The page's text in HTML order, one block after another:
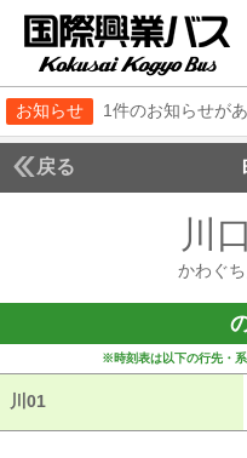
お知らせ 1件のお知らせが
戻る
川
かわぐ
※時刻表は以下の行先・
川01